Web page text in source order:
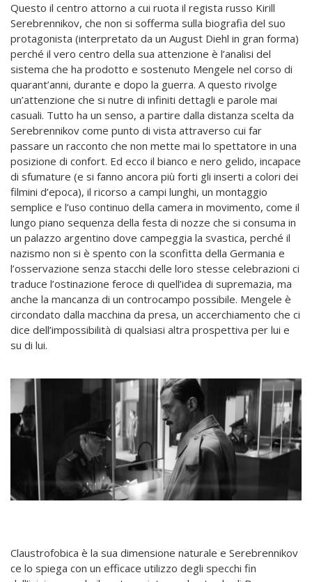
Questo il centro attorno a cui ruota il regista russo Kirill
Serebrennikov, che non si sofferma sulla biografia del suo
protagonista (interpretato da un August Diehl in gran forma)
perché il vero centro della sua attenzione è l’analisi del
sistema che ha prodotto e sostenuto Mengele nel corso di
quarant’anni, durante e dopo la guerra. A questo rivolge
un’attenzione che si nutre di infiniti dettagli e parole mai
casuali. Tutto ha un senso, a partire dalla distanza scelta da
Serebrennikov come punto di vista attraverso cui far
passare un racconto che non mette mai lo spettatore in una
posizione di confort. Ed ecco il bianco e nero gelido, incapace
di sfumature (e si fanno ancora più forti gli inserti a colori dei
filmini d’epoca), il ricorso a campi lunghi, un montaggio
semplice e l’uso continuo della camera in movimento, come il
lungo piano sequenza della festa di nozze che si consuma in
un palazzo argentino dove campeggia la svastica, perché il
nazismo non si è spento con la sconfitta della Germania e
l’osservazione senza stacchi delle loro stesse celebrazioni ci
traduce l’ostinazione feroce di quell’idea di supremazia, ma
anche la mancanza di un controcampo possibile. Mengele è
circondato dalla macchina da presa, un accerchiamento che ci
dice dell’impossibilità di qualsiasi altra prospettiva per lui e
su di lui.
Claustrofobica è la sua dimensione naturale e Serebrennikov
ce lo spiega con un efficace utilizzo degli specchi fin